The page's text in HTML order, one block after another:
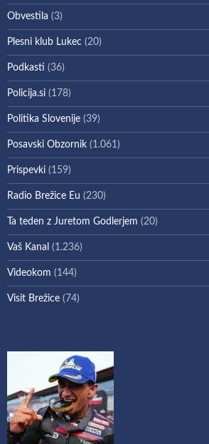
Obvestila (3)
Plesni klub Lukec (20)
Podkasti (36)
Policija.si (178)
Politika Slovenije (39)
Posavski Obzornik (1.061)
Prispevki (159)
Radio Brežice Eu (230)
Ta teden z Juretom Godlerjem (20)
Vaš Kanal (1.236)
Videokom (144)
Visit Brežice (74)